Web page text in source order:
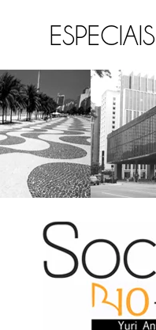
ESPECIAIS